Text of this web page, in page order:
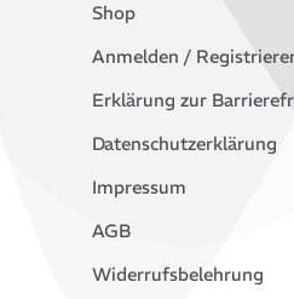
Shop
Anmelden /
Erklärung zur
Datenschutzerklärung
Impressum
AGB
Widerrufsbelehrung